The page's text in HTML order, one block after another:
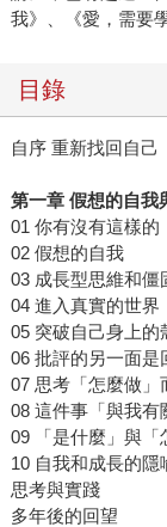
我》、《愛，需要
目錄
自序 重新找回自己
第一章 假想的自我
01 你有沒有這樣的
02 假想的自我
03 成長型思維和僵
04 進入真實的世界
05 突破自己身上的
06 批評的另一面是
07 思考「怎麼做」
08 這件事「與我有
09 「是什麼」與「
10 自我和成長的隱
思考與實踐
多年後的回望